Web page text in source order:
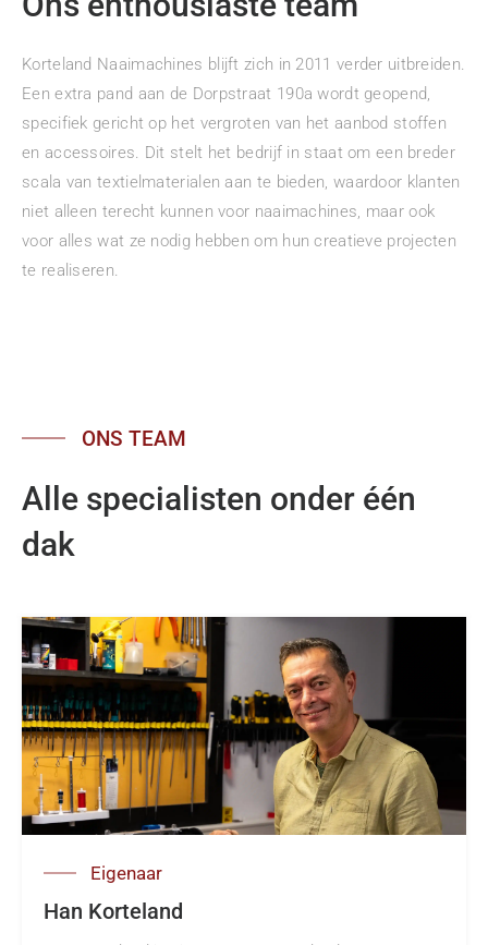
Korteland Naaimachines blijft zich in 2011 verder uitbreiden.
Een extra pand aan de Dorpstraat 190a wordt geopend,
specifiek gericht op het vergroten van het aanbod stoffen
en accessoires. Dit stelt het bedrijf in staat om een breder
scala van textielmaterialen aan te bieden, waardoor klanten
niet alleen terecht kunnen voor naaimachines, maar ook
voor alles wat ze nodig hebben om hun creatieve projecten
te realiseren.
ONS TEAM
Alle specialisten onder één
dak
Eigenaar
Han Korteland